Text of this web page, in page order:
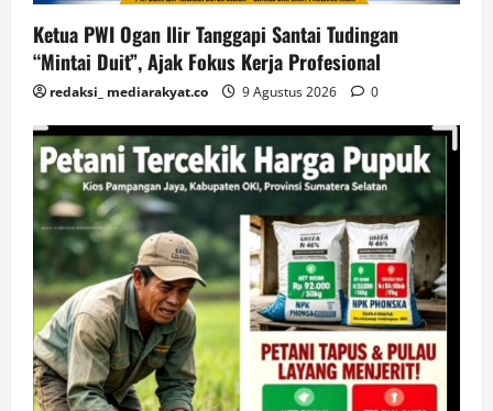
Ketua PWI Ogan Ilir Tanggapi Santai Tudingan
“Mintai Duit”, Ajak Fokus Kerja Profesional
redaksi_ mediarakyat.co 9 Agustus 2026 0